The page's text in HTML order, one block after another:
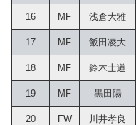
16 MF 浅倉大雅
17 MF 飯田凌大
18 MF 鈴木士道
19 MF 黒田陽
20 FW 川井孝良